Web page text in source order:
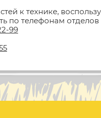
к технике,
по телефонам
99